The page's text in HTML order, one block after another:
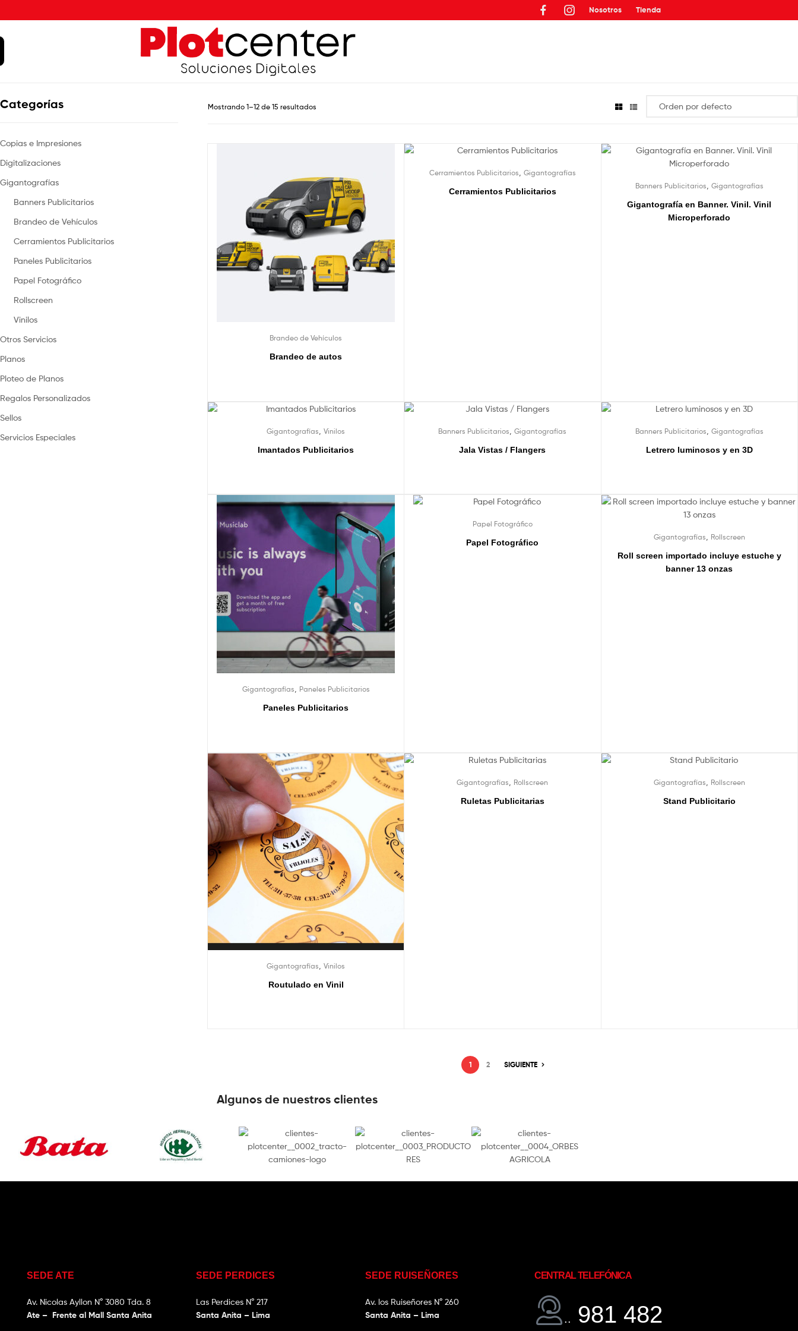
Nosotros Tienda
Mostrando 1–12 de 15 resultados
Brandeo de Vehículos
Brandeo de autos
Cerramientos Publicitarios Gigantografías
Cerramientos Publicitarios
Banners Publicitarios Gigantografías
Gigantografía en Banner. Vinil. Vinil
Microperforado
Gigantografías ,Vinilos
Imantados Publicitarios
Banners Publicitarios ,Gigantografías
Jala Vistas / Flangers
Banners Publicitarios Gigantografías
Letrero luminosos y en 3D
Gigantografías, Paneles Publicitarios
Paneles Publicitarios
Papel Fotográfico
Papel Fotográfico
Gigantografías, Rollscreen
Roll screen importado incluye estuche y
banner 13 onzas
Gigantografías ,Vinilos
Routulado en Vinil
Gigantografías Rollscreen
Ruletas Publicitarias
Gigantografías Rollscreen
Stand Publicitario
1 2 SIGUIENTE
Categorías
Copias e Impresiones
Digitalizaciones
Gigantografías
Banners Publicitarios
Brandeo de Vehículos
Cerramientos Publicitarios
Paneles Publicitarios
Papel Fotográfico
Rollscreen
Vinilos
Otros Servicios
Planos
Ploteo de Planos
Regalos Personalizados
Sellos
Servicios Especiales
Algunos de nuestros clientes
SEDE ATE
Av. Nicolas Ayllon N° 3080 Tda. 8
Ate – Frente al Mall Santa Anita
SEDE PERDICES
Las Perdices N° 217
Santa Anita – Lima
SEDE RUISEÑORES
Av. los Ruiseñores N° 260
Santa Anita – Lima
CENTRAL TELEFÓNICA
.. 981 482